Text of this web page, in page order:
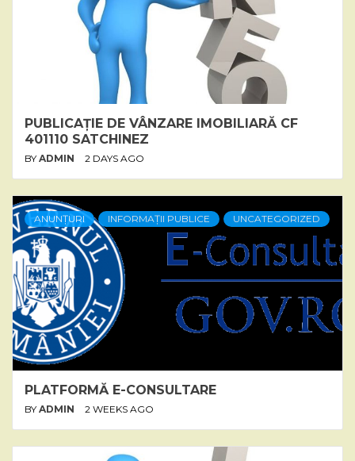
PUBLICAȚIE DE VÂNZARE IMOBILIARĂ CF
401110 SATCHINEZ
BY ADMIN 2 DAYS AGO
ANUNȚURI INFORMAȚII PUBLICE UNCATEGORIZED
PLATFORMĂ E-CONSULTARE
BY ADMIN 2 WEEKS AGO